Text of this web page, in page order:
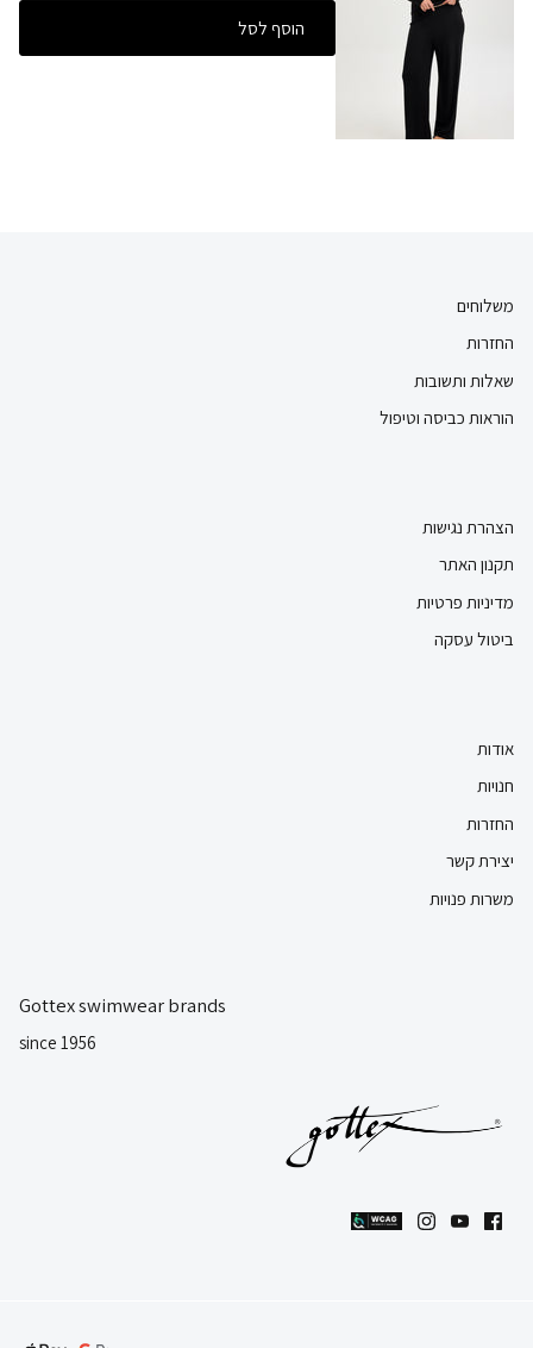
הוסף לסל
משלוחים
החזרות
שאלות ותשובות
הוראות כביסה וטיפול
הצהרת נגישות
תקנון האתר
מדיניות פרטיות
ביטול עסקה
אודות
חנויות
החזרות
יצירת קשר
משרות פנויות
Gottex swimwear brands
since 1956